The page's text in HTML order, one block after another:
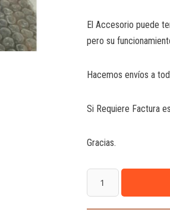
El Accesorio puede
pero su
Hacemos envíos a
Si Requiere Factura
Gracias.